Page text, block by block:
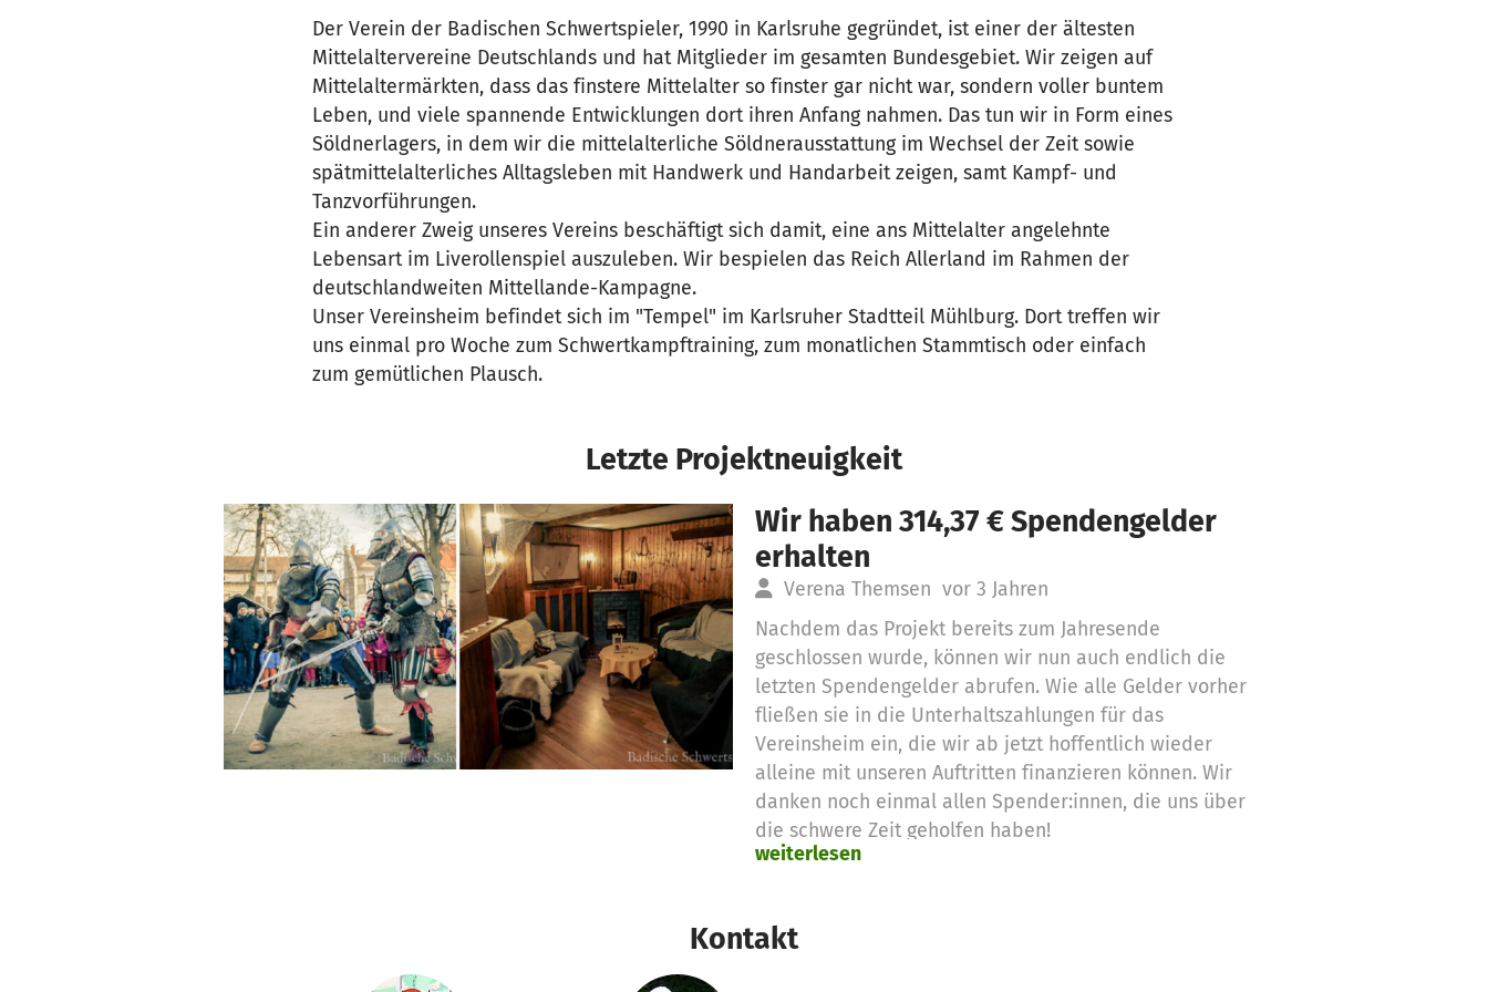
Der Verein der Badischen Schwertspieler, 1990 in Karlsruhe gegründet, ist einer der ältesten
Mittelaltervereine Deutschlands und hat Mitglieder im gesamten Bundesgebiet. Wir zeigen auf
Mittelaltermärkten, dass das finstere Mittelalter so finster gar nicht war, sondern voller buntem
Leben, und viele spannende Entwicklungen dort ihren Anfang nahmen. Das tun wir in Form eines
Söldnerlagers, in dem wir die mittelalterliche Söldnerausstattung im Wechsel der Zeit sowie
spätmittelalterliches Alltagsleben mit Handwerk und Handarbeit zeigen, samt Kampf- und
Tanzvorführungen.
Ein anderer Zweig unseres Vereins beschäftigt sich damit, eine ans Mittelalter angelehnte
Lebensart im Liverollenspiel auszuleben. Wir bespielen das Reich Allerland im Rahmen der
deutschlandweiten Mittellande-Kampagne.
Unser Vereinsheim befindet sich im "Tempel" im Karlsruher Stadtteil Mühlburg. Dort treffen wir
uns einmal pro Woche zum Schwertkampftraining, zum monatlichen Stammtisch oder einfach
zum gemütlichen Plausch.
Letzte Projektneuigkeit
Wir haben 314,37 € Spendengelder
erhalten
Verena Themsen vor 3 Jahren
Nachdem das Projekt bereits zum Jahresende
geschlossen wurde, können wir nun auch endlich die
letzten Spendengelder abrufen. Wie alle Gelder vorher
fließen sie in die Unterhaltszahlungen für das
Vereinsheim ein, die wir ab jetzt hoffentlich wieder
alleine mit unseren Auftritten finanzieren können. Wir
danken noch einmal allen Spender:innen, die uns über
die schwere Zeit geholfen haben!
weiterlesen
Kontakt